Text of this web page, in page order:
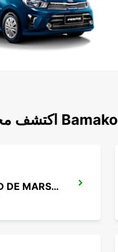
اكتشف محطاتنا الشهيرة حول Bamako
ABIDJAN BOULEVARD DE MARSEILLE